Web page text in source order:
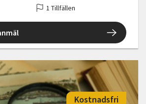
1 Tillfällen
Kostnadsfri